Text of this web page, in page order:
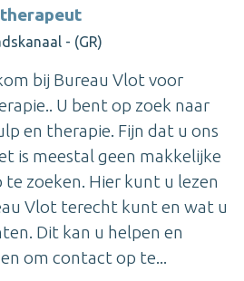
therapeut
- (GR)
bij Bureau Vlot voor
U bent op zoek naar
en therapie. Fijn dat u ons
is meestal geen makkelijke
te zoeken. Hier kunt u lezen
Vlot terecht kunt en wat u
Dit kan u helpen en
om contact op te...